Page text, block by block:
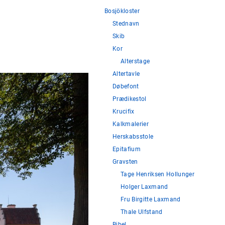
Bosjökloster
Stednavn
Skib
Kor
Alterstage
Altertavle
Døbefont
Prædikestol
Krucifix
Kalkmalerier
Herskabsstole
Epitafium
Gravsten
Tage Henriksen Hollunger
Holger Laxmand
Fru Birgitte Laxmand
Thale Ulfstand